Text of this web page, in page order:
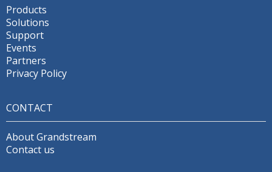
Products
Solutions
Support
Events
Partners
Privacy Policy
CONTACT
About Grandstream
Contact us